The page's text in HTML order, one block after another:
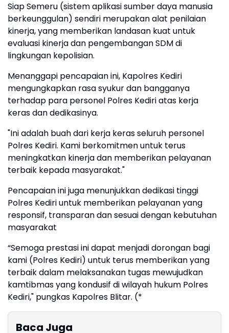
Siap Semeru (sistem aplikasi sumber daya manusia
berkeunggulan) sendiri merupakan alat penilaian
kinerja, yang memberikan landasan kuat untuk
evaluasi kinerja dan pengembangan SDM di
lingkungan kepolisian.
Menanggapi pencapaian ini, Kapolres Kediri
mengungkapkan rasa syukur dan bangganya
terhadap para personel Polres Kediri atas kerja
keras dan dedikasinya.
"Ini adalah buah dari kerja keras seluruh personel
Polres Kediri. Kami berkomitmen untuk terus
meningkatkan kinerja dan memberikan pelayanan
terbaik kepada masyarakat."
Pencapaian ini juga menunjukkan dedikasi tinggi
Polres Kediri untuk memberikan pelayanan yang
responsif, transparan dan sesuai dengan kebutuhan
masyarakat
“Semoga prestasi ini dapat menjadi dorongan bagi
kami (Polres Kediri) untuk terus memberikan yang
terbaik dalam melaksanakan tugas mewujudkan
kamtibmas yang kondusif di wilayah hukum Polres
Kediri," pungkas Kapolres Blitar. (*
Baca Juga